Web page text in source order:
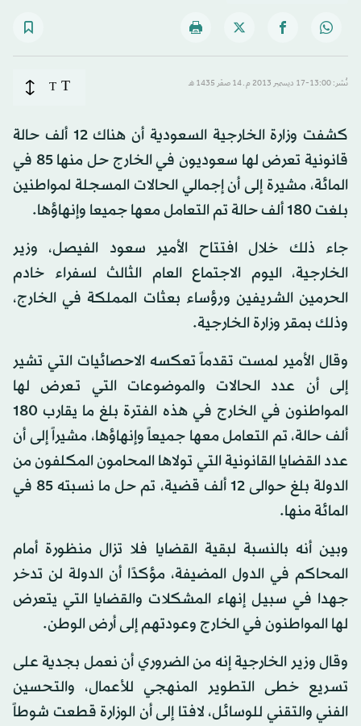
نُشر: 13:00-17 ديسمبر 2013 م ـ 14 صفَر 1435 هـ T
T
كشفت وزارة الخارجية السعودية أن هناك 12 ألف حالة
قانونية تعرض لها سعوديون في الخارج حل منها 85 في
المائة، مشيرة إلى أن إجمالي الحالات المسجلة لمواطنين
بلغت 180 ألف حالة تم التعامل معها جميعا وإنهاؤها.
جاء ذلك خلال افتتاح الأمير سعود الفيصل، وزير
الخارجية، اليوم الاجتماع العام الثالث لسفراء خادم
الحرمين الشريفين ورؤساء بعثات المملكة في الخارج،
وذلك بمقر وزارة الخارجية.
وقال الأمير لمست تقدماً تعكسه الاحصائيات التي تشير
إلى أن عدد الحالات والموضوعات التي تـعرض لها
المواطنون في الخارج في هذه الفترة بلغ ما يقارب 180
ألف حالة، تم التعامل معها جميعاً وإنهاؤها، مشيراً إلى أن
عدد القضايا القانونية التي تولاها المحامون المكلفون من
الدولة بلغ حوالى 12 ألف قضية، تم حل ما نسبته 85 في
المائة منها.
وبين أنه بالنسبة لبقية القضايا فلا تزال منظورة أمام
المحاكم في الدول المضيفة، مؤكدًا أن الدولة لن تدخر
جهدا في سبيل إنهاء المشكلات والقضايا التي يتعرض
لها المواطنون في الخارج وعودتهم إلى أرض الوطن.
وقال وزير الخارجية إنه من الضروري أن نعمل بجدية على
تسريع خطى التطوير المنهجي للأعمال، والتحسين
الفني والتقني للوسائل، لافتا إلى أن الوزارة قطعت شوطاً